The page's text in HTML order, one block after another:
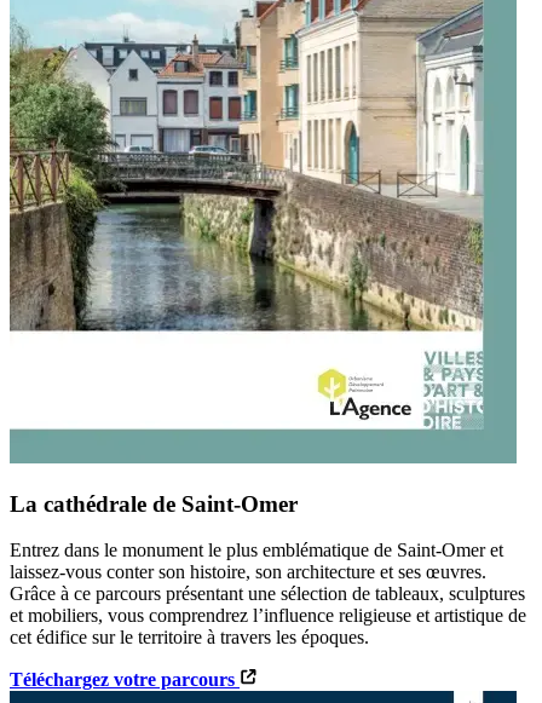
La cathédrale de Saint-Omer
Entrez dans le monument le plus emblématique de Saint-Omer et
laissez-vous conter son histoire, son architecture et ses œuvres.
Grâce à ce parcours présentant une sélection de tableaux, sculptures
et mobiliers, vous comprendrez l’influence religieuse et artistique de
cet édifice sur le territoire à travers les époques.
Téléchargez votre parcours